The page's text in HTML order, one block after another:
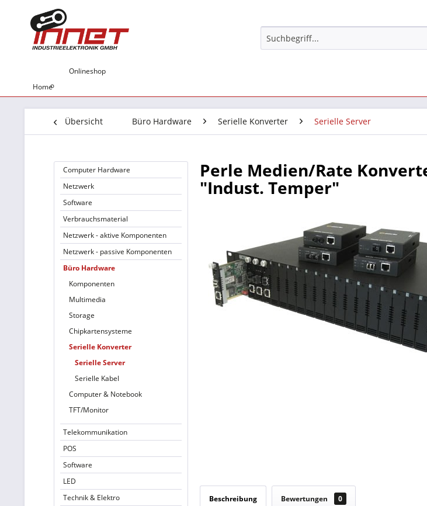
Home
Onlineshop
Übersicht Büro Hardware Serielle Konverter Serielle Server
Computer Hardware
Netzwerk
Software
Verbrauchsmaterial
Netzwerk - aktive Komponenten
Netzwerk - passive Komponenten
Büro Hardware
Komponenten
Multimedia
Storage
Chipkartensysteme
Serielle Konverter
Serielle Server
Serielle Kabel
Computer & Notebook
TFT/Monitor
Telekommunikation
POS
Software
LED
Technik & Elektro
Perle Medien/Rate
"Indust. Temper"
Beschreibung Bewertungen 0